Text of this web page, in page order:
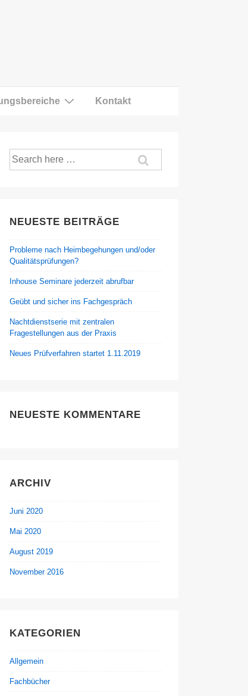
Kontakt
Suche
nach:
NEUESTE BEITRÄGE
Probleme nach Heimbegehungen und/oder
Qualitätsprüfungen?
Inhouse Seminare jederzeit abrufbar
Geübt und sicher ins Fachgespräch
Nachtdienstserie mit zentralen
Fragestellungen aus der Praxis
Neues Prüfverfahren startet 1.11.2019
NEUESTE KOMMENTARE
ARCHIV
Juni 2020
Mai 2020
August 2019
November 2016
KATEGORIEN
Allgemein
Fachbücher